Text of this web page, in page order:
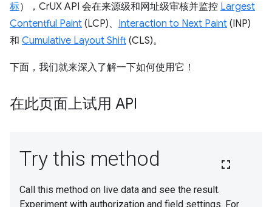
标），CrUX API 会在来源级和网址级审核并监控 Largest
Contentful Paint (LCP)、 Interaction to Next Paint (INP)
和 Cumulative Layout Shift (CLS)。
下面，我们就来深入了解一下如何使用它！
在此页面上试用 API